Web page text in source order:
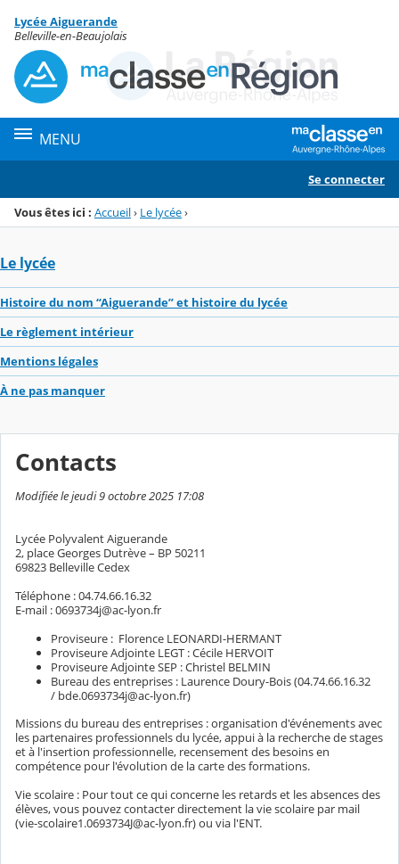
Menu de la rubrique
Contenu
Lycée Aiguerande
Belleville-en-Beaujolais
MENU
Se connecter
Vous êtes ici : Accueil› Le lycée›
Le lycée
Histoire du nom “Aiguerande” et histoire du lycée
Le règlement intérieur
Mentions légales
À ne pas manquer
Contacts
Modifiée le jeudi 9 octobre 2025 17:08
Lycée Polyvalent Aiguerande
2, place Georges Dutrève – BP 50211
69823 Belleville Cedex
Téléphone : 04.74.66.16.32
E-mail : 0693734j@ac-lyon.fr
Proviseure : Florence LEONARDI-HERMANT
Proviseure Adjointe LEGT : Cécile HERVOIT
Proviseure Adjointe SEP : Christel BELMIN
Bureau des entreprises : Laurence Doury-Bois (04.74.66.16.32
/ bde.0693734j@ac-lyon.fr)
Missions du bureau des entreprises : organisation d'événements avec
les partenaires professionnels du lycée, appui à la recherche de stages
et à l'insertion professionnelle, recensement des besoins en
compétence pour l'évolution de la carte des formations.
Vie scolaire : Pour tout ce qui concerne les retards et les absences des
élèves, vous pouvez contacter directement la vie scolaire par mail
(vie-scolaire1.0693734J@ac-lyon.fr) ou via l'ENT.